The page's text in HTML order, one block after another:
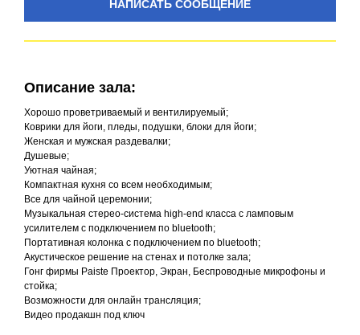
НАПИСАТЬ СООБЩЕНИЕ
Описание зала:
Хорошо проветриваемый и вентилируемый;
Коврики для йоги, пледы, подушки, блоки для йоги;
Женская и мужская раздевалки;
Душевые;
Уютная чайная;
Компактная кухня со всем необходимым;
Все для чайной церемонии;
Музыкальная стерео-система high-end класса с ламповым
усилителем с подключением по bluetooth;
Портативная колонка с подключением по bluetooth;
Акустическое решение на стенах и потолке зала;
Гонг фирмы Paiste Проектор, Экран, Беспроводные микрофоны и
стойка;
Возможности для онлайн трансляция;
Видео продакшн под ключ